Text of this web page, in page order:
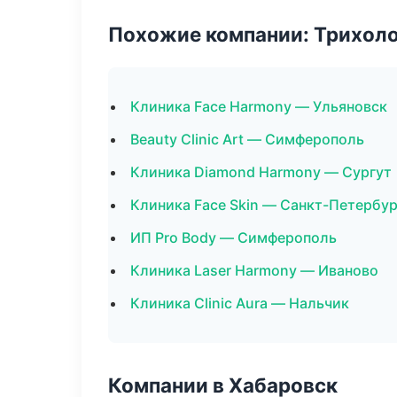
Похожие компании:
Клиника Face Harmony — Ульяновск
Beauty Clinic Art — Симферополь
Клиника Diamond Harmony — Сургут
Клиника Face Skin — Санкт-
ИП Pro Body — Симферополь
Клиника Laser Harmony — Иваново
Клиника Clinic Aura — Нальчик
Компании в Хабаровск